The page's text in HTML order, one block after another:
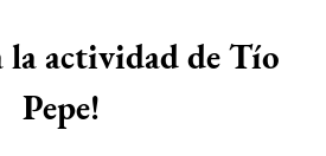
la actividad de Tío
Pepe!